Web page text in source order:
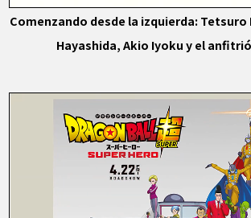
Comenzando desde la izquierda:
Hayashida, Akio Iyoku y el